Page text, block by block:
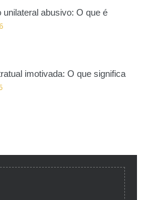
unilateral abusivo: O que é
imotivada: O que significa